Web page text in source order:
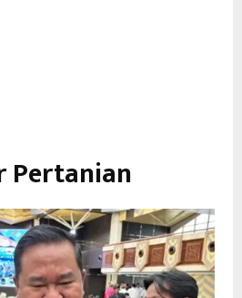
Pertanian